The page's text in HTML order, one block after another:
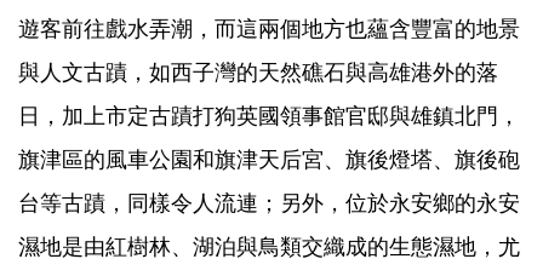
遊客前往戲水弄潮，而這兩個地方也蘊含豐富的地景
與人文古蹟，如西子灣的天然礁石與高雄港外的落
日，加上市定古蹟打狗英國領事館官邸與雄鎮北門，
旗津區的風車公園和旗津天后宮、旗後燈塔、旗後砲
台等古蹟，同樣令人流連；另外，位於永安鄉的永安
濕地是由紅樹林、湖泊與鳥類交織成的生態濕地，尤